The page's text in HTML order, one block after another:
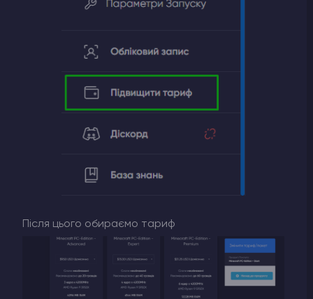
Після цього обираємо тариф